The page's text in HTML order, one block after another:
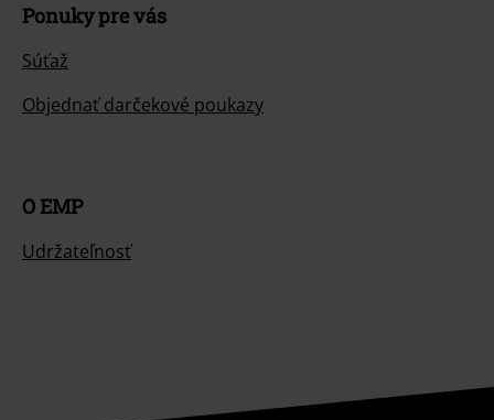
Ponuky pre vás
Súťaž
Objednať darčekové poukazy
O EMP
Udržateľnosť